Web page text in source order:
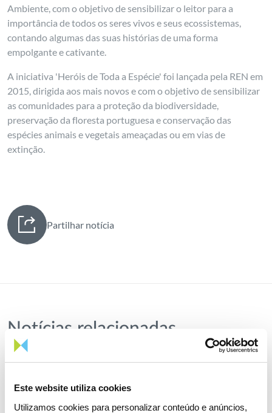
Este website utiliza cookies
Utilizamos cookies para personalizar conteúdo e anúncios,
Ambiente, com o objetivo de sensibilizar o leitor para a
importância de todos os seres vivos e seus ecossistemas,
contando algumas das suas histórias de uma forma
empolgante e cativante.
A iniciativa 'Heróis de Toda a Espécie' foi lançada pela REN em
2015, dirigida aos mais novos e com o objetivo de sensibilizar
as comunidades para a proteção da biodiversidade,
preservação da floresta portuguesa e conservação das
espécies animais e vegetais ameaçadas ou em vias de
extinção.
Partilhar notícia
Notícias relacionadas